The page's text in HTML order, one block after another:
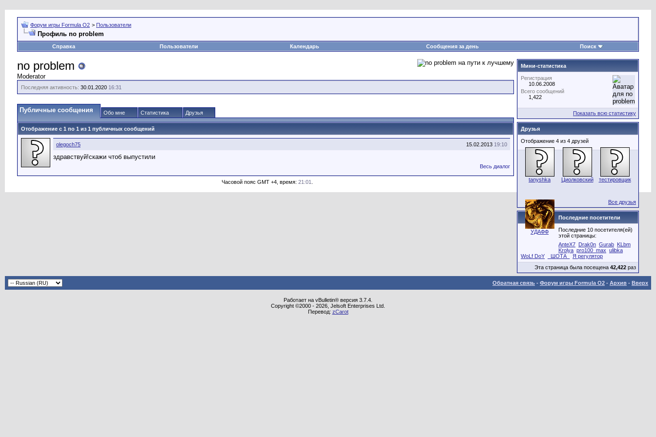
Форум игры Formula O2 > Пользователи
Профиль no problem
Справка Пользователи Календарь Сообщения за день Поиск
no problem
Moderator
Последняя активность: 30.01.2020 16:31
Публичные сообщения Обо мне Статистика Друзья
Отображение с 1 по 1 из 1 публичных сообщений
15.02.2013 19:10
olegoch75
здравствуй!скажи чтоб выпустили
Весь диалог
Мини-статистика
Регистрация
10.06.2008
Всего сообщений
1,422
Показать всю статистику
Друзья
Отображение 4 из 4 друзей
tanyshka Циолковский тестировщик
УДАФФ
Все друзья
Последние посетители
Последние 10 посетителя(ей)
этой страницы:
AnteX7 Drak0n Gurab KLbm
Krolya pro100_max ulibka
WoLf DoY
_ШОТА_
Я регулятор
Эта страница была посещена 42,422 раз
Часовой пояс GMT +4, время: 21:01
Обратная связь - Форум игры Formula O2 - Архив - Вверх
Работает на vBulletin® версия 3.7.4.
Copyright ©2000 - 2026, Jelsoft Enterprises Ltd.
Перевод: zCarot